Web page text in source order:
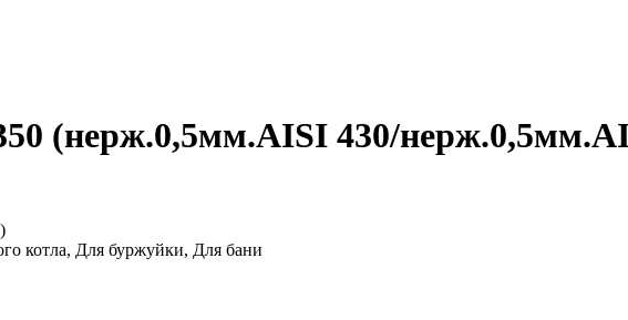
(нерж.0,5мм.AISI 430/
котла, Для буржуйки, Для бани